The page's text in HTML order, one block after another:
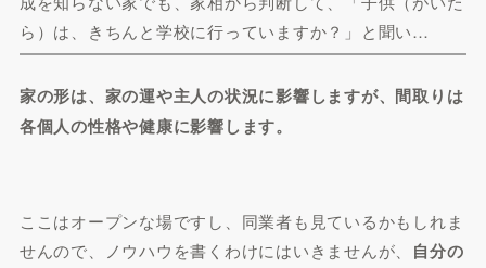
ら）は、きちんと学校に行っていますか？」と聞い…
家の形は、家の運や主人の状況に影響しますが、間取りは
各個人の性格や健康に影響します。
ここはオープンな場ですし、同業者も見ているかもしれま
せんので、ノウハウを書くわけにはいきませんが、 自分の